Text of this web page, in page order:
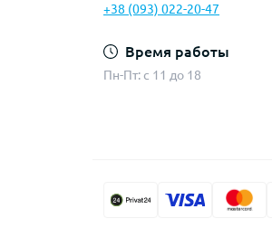
+38 (093) 022-20-47
Время работы
Пн-Пт: c 11 до 18